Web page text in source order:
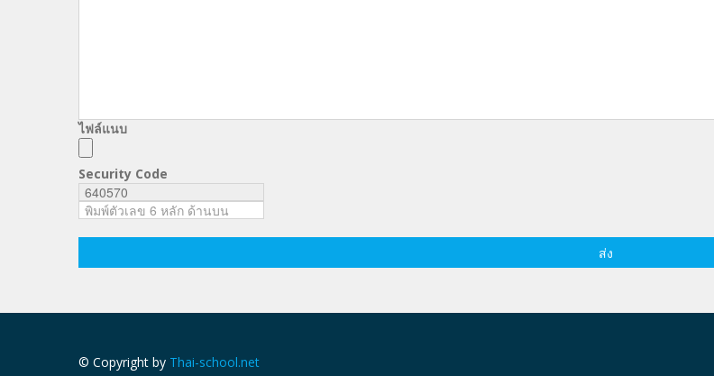
ไฟล์แนบ
Security Code
© Copyright by Thai-school.net